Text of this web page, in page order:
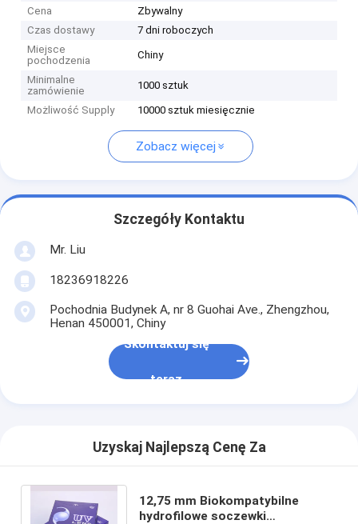
Cena
Zbywalny
Czas dostawy
7 dni roboczych
Miejsce
pochodzenia
Chiny
Minimalne
zamówienie
1000 sztuk
Możliwość Supply 10000 sztuk miesięcznie
Zobacz więcej
Szczegóły Kontaktu
Mr. Liu
18236918226
Pochodnia Budynek A, nr 8 Guohai Ave., Zhengzhou,
Henan 450001, Chiny
Skontaktuj się
teraz
Uzyskaj Najlepszą Cenę Za
12,75 mm Biokompatybilne
hydrofilowe soczewki